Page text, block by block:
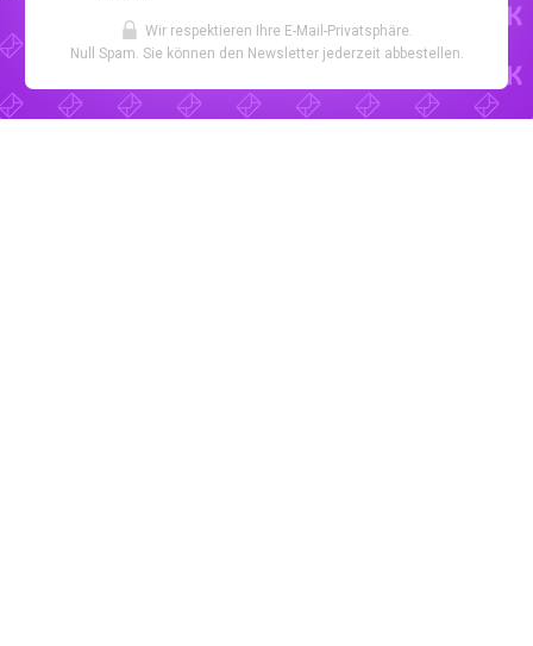
Wir respektieren Ihre E-Mail-Privatsphäre.
Null Spam. Sie können den Newsletter jederzeit abbestellen.